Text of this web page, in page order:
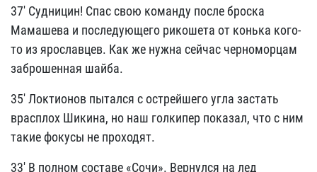
37' Судницин! Спас свою команду после броска
Мамашева и последующего рикошета от конька кого-
то из ярославцев. Как же нужна сейчас черноморцам
заброшенная шайба.
35' Локтионов пытался с острейшего угла застать
врасплох Шикина, но наш голкипер показал, что с ним
такие фокусы не проходят.
33' В полном составе «Сочи». Вернулся на лед